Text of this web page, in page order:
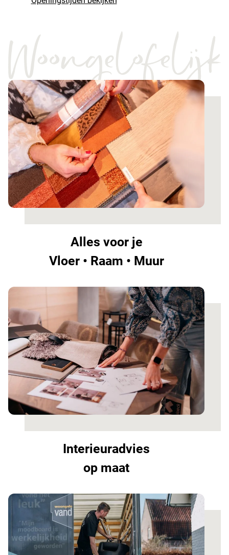
Alles voor je
Vloer • Raam • Muur
Interieuradvies
op maat